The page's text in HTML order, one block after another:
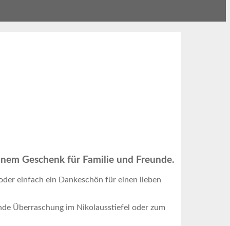
Geschenk für Familie und Freunde.
einfach ein Dankeschön für einen lieben
Überraschung im Nikolausstiefel oder zum